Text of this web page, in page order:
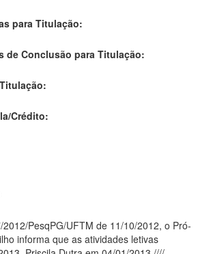
para Titulação:
de Conclusão para Titulação:
Crédito:
PesqPG/UFTM de 11/10/2012, o Pró-
informa que as atividades letivas